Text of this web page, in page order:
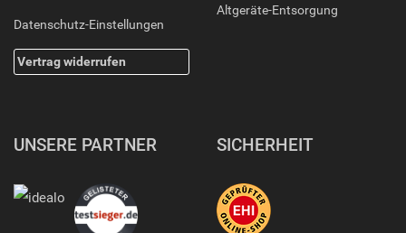
Datenschutz-Einstellungen
Vertrag widerrufen
Altgeräte-Entsorgung
UNSERE PARTNER SICHERHEIT